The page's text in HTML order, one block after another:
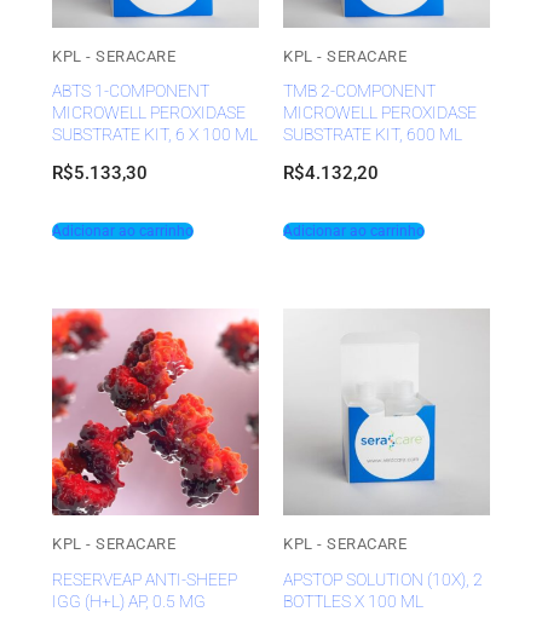
KPL - SERACARE
ABTS 1-COMPONENT
MICROWELL PEROXIDASE
SUBSTRATE KIT, 6 X 100 ML
R$5.133,30
Adicionar ao carrinho
KPL - SERACARE
TMB 2-COMPONENT
MICROWELL PEROXIDASE
SUBSTRATE KIT, 600 ML
R$4.132,20
Adicionar ao carrinho
KPL - SERACARE
RESERVEAP ANTI-SHEEP
IGG (H+L) AP, 0.5 MG
KPL - SERACARE
APSTOP SOLUTION (10X), 2
BOTTLES X 100 ML